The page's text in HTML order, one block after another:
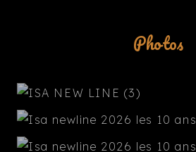
Photos